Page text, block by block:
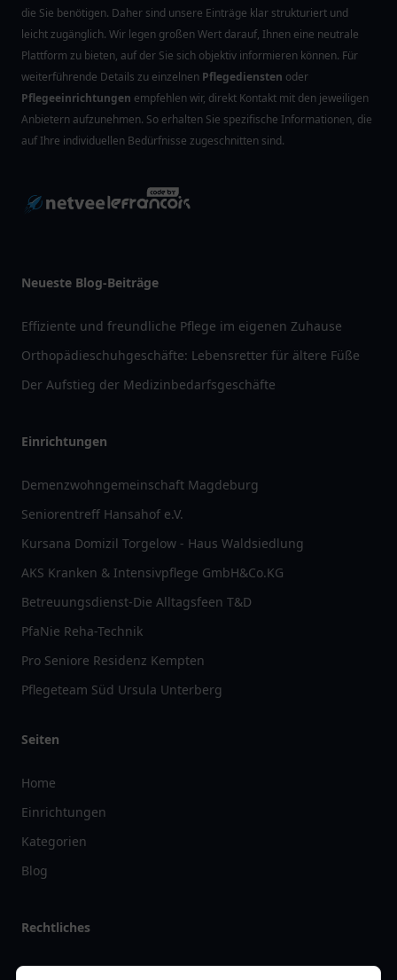
die Sie benötigen. Daher sind unsere Einträge klar strukturiert und
leicht zugänglich. Wir legen großen Wert darauf, Ihnen eine neutrale
Plattform zu bieten, auf der Sie sich objektiv informieren können. Für
weiterführende Details zu einzelnen Pflegediensten oder
Pflegeeinrichtungen empfehlen wir, direkt Kontakt mit den jeweiligen
Anbietern aufzunehmen. So erhalten Sie spezifische Informationen, die
auf Ihre individuellen Bedürfnisse zugeschnitten sind.
Neueste Blog-Beiträge
Effiziente und freundliche Pflege im eigenen Zuhause
Orthopädieschuhgeschäfte: Lebensretter für ältere Füße
Der Aufstieg der Medizinbedarfsgeschäfte
Einrichtungen
Demenzwohngemeinschaft Magdeburg
Seniorentreff Hansahof e.V.
Kursana Domizil Torgelow - Haus Waldsiedlung
AKS Kranken & Intensivpflege GmbH&Co.KG
Betreuungsdienst-Die Alltagsfeen T&D
PfaNie Reha-Technik
Pro Seniore Residenz Kempten
Pflegeteam Süd Ursula Unterberg
Seiten
Home
Einrichtungen
Kategorien
Blog
Rechtliches
Impressum